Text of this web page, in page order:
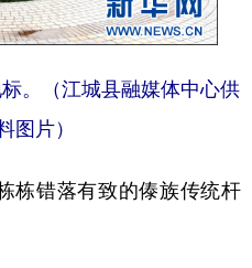
。（江城县融媒体中心供
图片）
错落有致的傣族传统杆